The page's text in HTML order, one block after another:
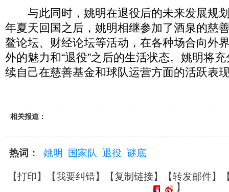
与此同时，姚明在退役后的未来发展规
年夏天回国之后，姚明相继参加了酒泉的慈
鳌论坛、财经论坛等活动，在各种场合向外
外的魅力和“退役”之后的生活状态。姚明将
续自己在慈善基金和球队运营方面的活跃表
相关报道：
热词： 姚明 国家队 退役 谜底
【打印】【我要纠错】【复制链接】【转发邮件】
】